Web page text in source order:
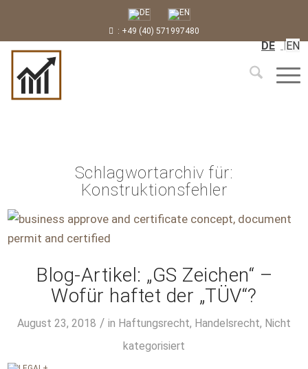
: +49 (40) 571997480
Schlagwortarchiv für:
Konstruktionsfehler
Blog-Artikel: „GS Zeichen“ –
Wofür haftet der „TÜV“?
August 23, 2018 / in Haftungsrecht, Handelsrecht, Nicht
kategorisiert
DE EN